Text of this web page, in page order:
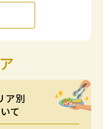
ア別
て